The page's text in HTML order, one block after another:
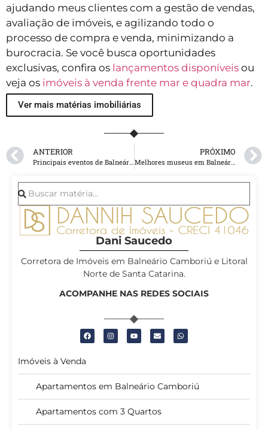
ajudando meus clientes com a gestão de vendas,
avaliação de imóveis, e agilizando todo o
processo de compra e venda, minimizando a
burocracia. Se você busca oportunidades
exclusivas, confira os lançamentos disponíveis ou
veja os imóveis à venda frente mar e quadra mar.
Ver mais matérias imobiliárias
ANTERIOR
Principais eventos de Balneário Camboriú
PRÓXIMO
Melhores museus em Balneário Camboriú?
Dani Saucedo
Corretora de Imóveis em Balneário Camboriú e Litoral
Norte de Santa Catarina.
ACOMPANHE NAS REDES SOCIAIS
Imóveis à Venda
Apartamentos em Balneário Camboriú
Apartamentos com 3 Quartos